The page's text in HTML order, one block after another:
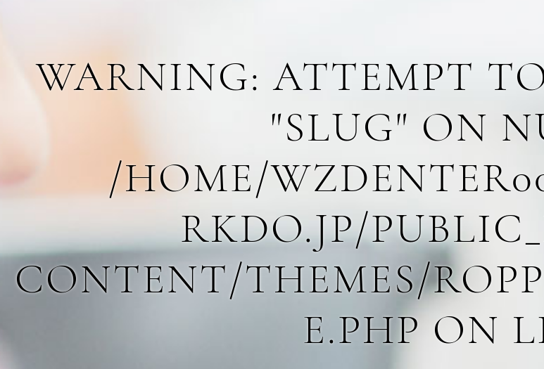
WARNING: ATTEMPT
"SLUG" ON
/HOME/
RKDO.JP/
CONTENT/THEMES/
E.PHP ON